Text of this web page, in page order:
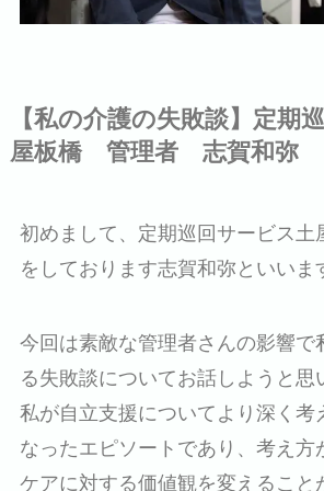
【私の介護の失敗談】定期
屋板橋 管理者 志賀和弥
初めまして、定期巡回サービス土
をしております志賀和弥といいま
今回は素敵な管理者さんの影響で
る失敗談についてお話しようと思
私が自立支援についてより深く考
なったエピソートであり、考え方
ケアに対する価値観を変えること